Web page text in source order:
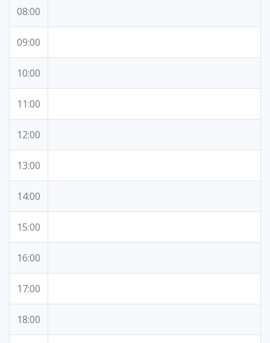
08:00
09:00
10:00
11:00
12:00
13:00
14:00
15:00
16:00
17:00
18:00